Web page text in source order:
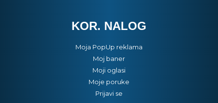
KOR. NALOG
Moja PopUp reklama
Moj baner
Moji oglasi
Moje poruke
Prijavi se